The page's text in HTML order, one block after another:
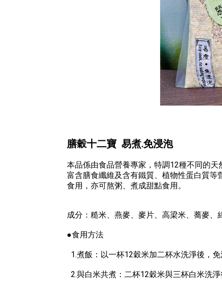
膳穀十二寶 易煮.免浸泡
本品係由食品營養專家，特調12種不同的
富含膳食纖維及含有鐵質、植物性蛋白質
食用，亦可熬粥、煮成甜點食用。
成分：糙米、燕麥、麥片、高梁米、蕎麥
●食用方法
1.煮飯：以一杯12穀米加二杯水洗淨後，
2.與白米共煮：二杯12穀米與三杯白米洗